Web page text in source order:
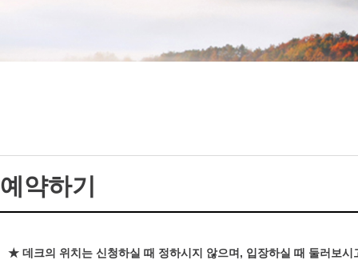
예약하기
★ 데크의 위치는 신청하실 때 정하시지 않으며, 입장하실 때 둘러보시